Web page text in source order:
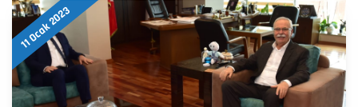
11 Ocak 2023